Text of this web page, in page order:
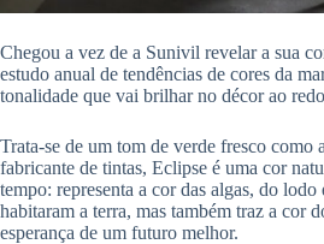
Chegou a vez de a Sunivil revelar a sua
estudo anual de tendências de cores da
tonalidade que vai brilhar no décor ao
Trata-se de um tom de verde fresco como
fabricante de tintas, Eclipse é uma cor
tempo: representa a cor das algas, do
habitaram a terra, mas também traz a cor
esperança de um futuro melhor.